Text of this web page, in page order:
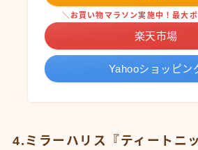
＼お買い物マラソン実施中！最大
楽天市場
Yahooショッピン
4.ミラーハリス『ティートニッ